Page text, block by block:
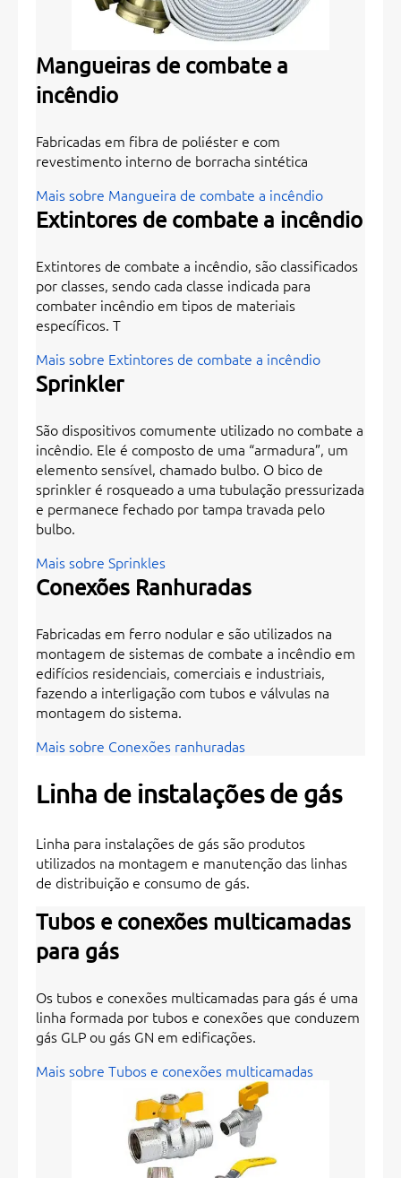
Mangueiras de combate a
incêndio
Fabricadas em fibra de poliéster e com
revestimento interno de borracha sintética
Mais sobre Mangueira de combate a incêndio
Extintores de combate a incêndio
Extintores de combate a incêndio, são classificados
por classes, sendo cada classe indicada para
combater incêndio em tipos de materiais
específicos. T
Mais sobre Extintores de combate a incêndio
Sprinkler
São dispositivos comumente utilizado no combate a
incêndio. Ele é composto de uma “armadura”, um
elemento sensível, chamado bulbo. O bico de
sprinkler é rosqueado a uma tubulação pressurizada
e permanece fechado por tampa travada pelo
bulbo.
Mais sobre Sprinkles
Conexões Ranhuradas
Fabricadas em ferro nodular e são utilizados na
montagem de sistemas de combate a incêndio em
edifícios residenciais, comerciais e industriais,
fazendo a interligação com tubos e válvulas na
montagem do sistema.
Mais sobre Conexões ranhuradas
Linha de instalações de gás
Linha para instalações de gás são produtos
utilizados na montagem e manutenção das linhas
de distribuição e consumo de gás.
Tubos e conexões multicamadas
para gás
Os tubos e conexões multicamadas para gás é uma
linha formada por tubos e conexões que conduzem
gás GLP ou gás GN em edificações.
Mais sobre Tubos e conexões multicamadas